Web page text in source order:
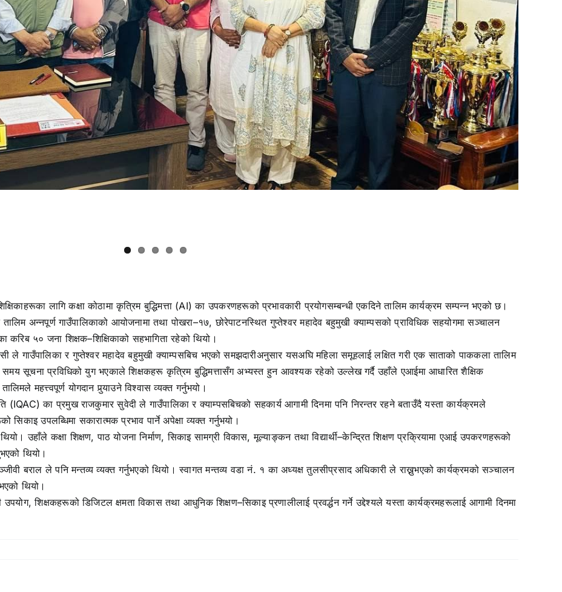
लागि कक्षा कोठामा कृत्रिम बुद्धिमत्ता (AI) का उपकरणहरूको प्रभावकारी प्रयोगसम्बन्धी एकदिने तालिम कार्यक्रम सम्पन्न भएको छ।
अन्नपूर्ण गाउँपालिकाको आयोजनामा तथा पोखरा–१७, छोरेपाटनस्थित गुप्तेश्वर महादेव बहुमुखी क्याम्पसको प्राविधिक सहयोगमा सञ्चालन
करिब ५० जना शिक्षक–शिक्षिकाको सहभागिता रहेको थियो।
ले गाउँपालिका र गुप्तेश्वर महादेव बहुमुखी क्याम्पसबिच भएको समझदारीअनुसार यसअघि महिला समूहलाई लक्षित गरी एक साताको पाककला तालिम
सूचना प्रविधिको युग भएकाले शिक्षकहरू कृत्रिम बुद्धिमत्तासँग अभ्यस्त हुन आवश्यक रहेको उल्लेख गर्दै उहाँले एआईमा आधारित शैक्षिक
महत्त्वपूर्ण योगदान पुर्याउने विश्वास व्यक्त गर्नुभयो।
(IQAC) का प्रमुख राजकुमार सुवेदी ले गाउँपालिका र क्याम्पसबिचको सहकार्य आगामी दिनमा पनि निरन्तर रहने बताउँदै यस्ता कार्यक्रमले
सिकाइ उपलब्धिमा सकारात्मक प्रभाव पार्ने अपेक्षा व्यक्त गर्नुभयो।
उहाँले कक्षा शिक्षण, पाठ योजना निर्माण, सिकाइ सामग्री विकास, मूल्याङ्कन तथा विद्यार्थी–केन्द्रित शिक्षण प्रक्रियामा एआई उपकरणहरूको
थियो।
बराल ले पनि मन्तव्य व्यक्त गर्नुभएको थियो। स्वागत मन्तव्य वडा नं. १ का अध्यक्ष तुलसीप्रसाद अधिकारी ले राख्नुभएको कार्यक्रमको सञ्चालन
थियो।
उपयोग, शिक्षकहरूको डिजिटल क्षमता विकास तथा आधुनिक शिक्षण–सिकाइ प्रणालीलाई प्रवर्द्धन गर्ने उद्देश्यले यस्ता कार्यक्रमहरूलाई आगामी दिनमा